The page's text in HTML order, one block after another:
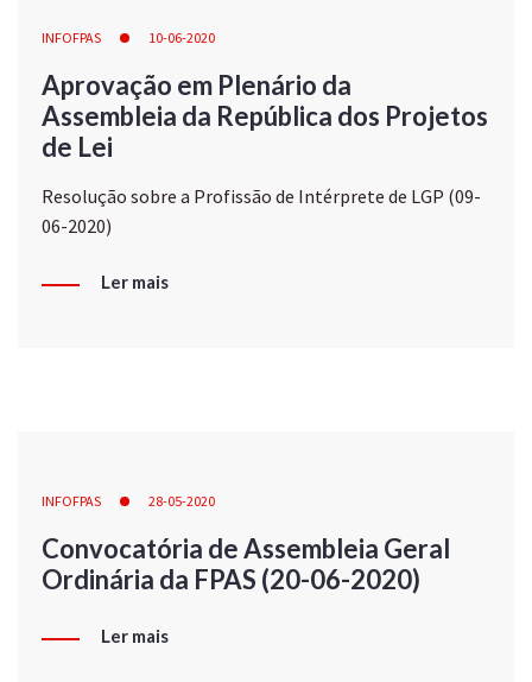
INFOFPAS 10-06-2020
Aprovação em Plenário da
Assembleia da República dos Projetos
de Lei
Resolução sobre a Profissão de Intérprete de LGP (09-
06-2020)
Ler mais
INFOFPAS 28-05-2020
Convocatória de Assembleia Geral
Ordinária da FPAS (20-06-2020)
Ler mais